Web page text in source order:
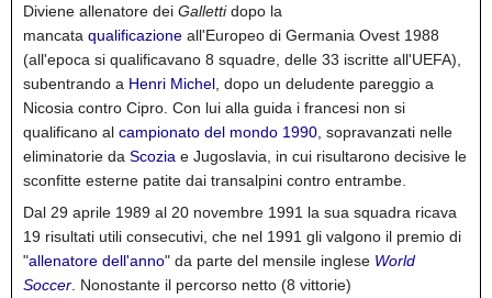
Diviene allenatore dei Galletti dopo la
mancata qualificazione all'Europeo di Germania Ovest 1988
(all'epoca si qualificavano 8 squadre, delle 33 iscritte all'UEFA),
subentrando a Henri Michel , dopo un deludente pareggio a
Nicosia contro Cipro. Con lui alla guida i francesi non si
qualificano al campionato del mondo 1990 , sopravanzati nelle
eliminatorie da Scozia e Jugoslavia, in cui risultarono decisive le
sconfitte esterne patite dai transalpini contro entrambe.
Dal 29 aprile 1989 al 20 novembre 1991 la sua squadra ricava
19 risultati utili consecutivi, che nel 1991 gli valgono il premio di
"allenatore dell'anno" da parte del mensile inglese World
Soccer . Nonostante il percorso netto (8 vittorie)